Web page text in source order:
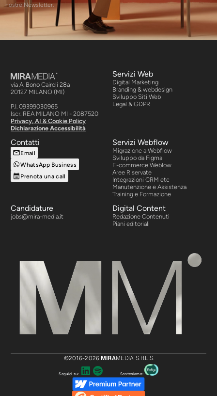
nostre Newsletter.
Servizi Web
Digital Marketing
Branding & webdesign
Sviluppo Siti Web
Legal & GDPR
via A. Bono Cairoli 28a
20127 MILANO (MI)
P.I. 09399030965
Iscr. REA MILANO MI - 2087520
Privacy, AI & Cookie Policy
Dichiarazione Accessibilità
Servizi Webflow
Migrazione a Webflow
Sviluppo da Figma
E-commerce Weblow
Aree Riservate
Integrazioni CRM etc
Manutenzione e Assistenza
Training e Formazione
Digital Content
Redazione Contenuti
Piani editoriali
Contatti
Email
WhatsApp Business
Prenota una call
Candidature
jobs@mira-media.it
©2016-2026 MIRAMEDIA S.R.L.S.
Seguici su: Sosteniamo: